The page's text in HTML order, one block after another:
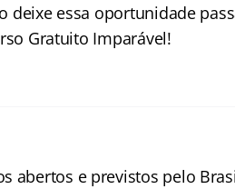
deixe essa oportunidade
Gratuito Imparável!
abertos e previstos pelo